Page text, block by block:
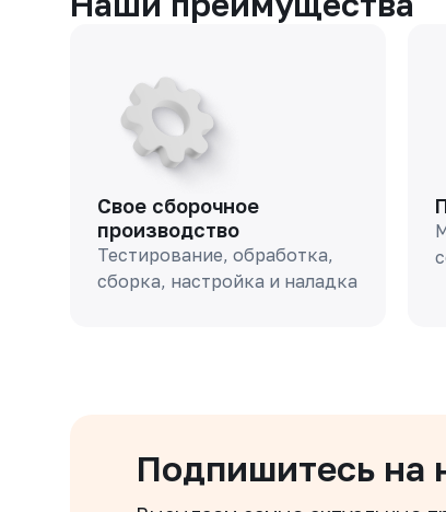
Свое сборочное
производство
Тестирование, обработка,
сборка, настройка и наладка
Подпишитесь на